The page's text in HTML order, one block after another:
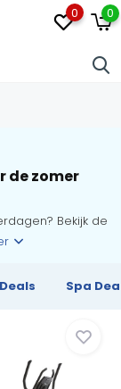
0 0
de zomer
Bekijk de
Spa